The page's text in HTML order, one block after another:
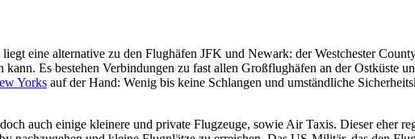
eine alternative zu den Flughäfen JFK und Newark: der Westchester
Es bestehen Verbindungen zu fast allen Großflughäfen an der Ostküste
Yorks auf der Hand: Wenig bis keine Schlangen und umständliche
auch einige kleinere und private Flugzeuge, sowie Air Taxis. Dieser eher